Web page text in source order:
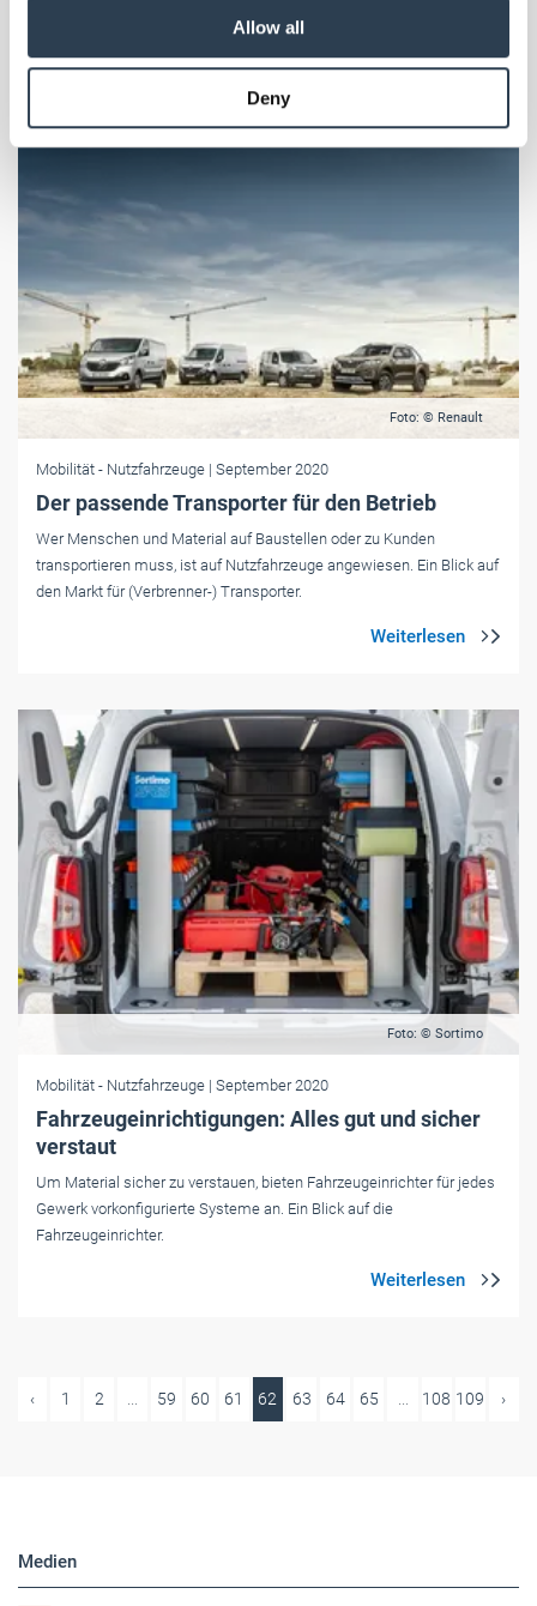
provided to them or that they’ve collected from your use
Weitere Informationen:Impressum Datenschutz
Allow all
Deny
Foto: © Renault
Mobilität - Nutzfahrzeuge | September 2020
Der passende Transporter für den Betrieb
Wer Menschen und Material auf Baustellen oder zu Kunden
transportieren muss, ist auf Nutzfahrzeuge angewiesen. Ein Blick auf
den Markt für (Verbrenner-) Transporter.
Foto: © Sortimo
Mobilität - Nutzfahrzeuge | September 2020
Fahrzeugeinrichtigungen: Alles gut und sicher
verstaut
Um Material sicher zu verstauen, bieten Fahrzeugeinrichter für jedes
Gewerk vorkonfigurierte Systeme an. Ein Blick auf die
Fahrzeugeinrichter.
‹ 1 2 ... 59 60 61 62 63 64 65 ... 108 109 ›
Medien